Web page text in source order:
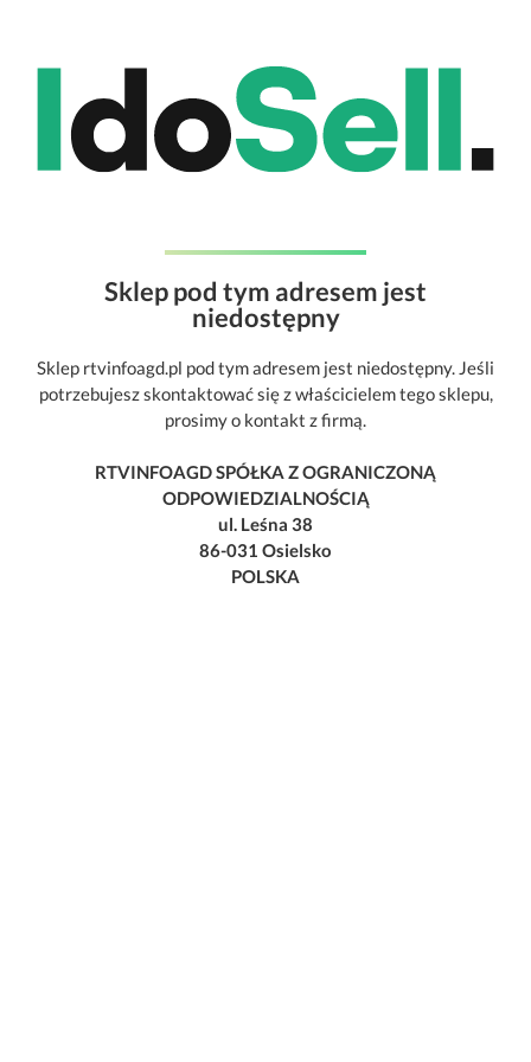
Sklep pod tym adresem jest
niedostępny
Sklep rtvinfoagd.pl pod tym adresem jest niedostępny. Jeśli
potrzebujesz skontaktować się z właścicielem tego sklepu,
prosimy o kontakt z firmą.
RTVINFOAGD SPÓŁKA Z OGRANICZONĄ
ODPOWIEDZIALNOŚCIĄ
ul. Leśna 38
86-031 Osielsko
POLSKA